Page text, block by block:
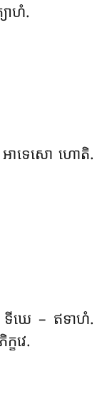
យាហំ.
ោ អាទេសោ ហោតិ.
ទីឃេ – ឥទាហំ.
ខវេ.